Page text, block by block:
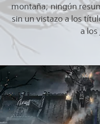
montaña; ningún
sin un vistazo a los
a